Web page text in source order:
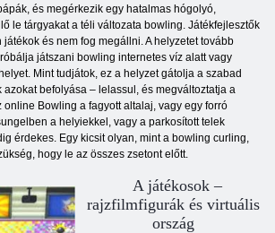
és megérkezik egy hatalmas hógolyó,
le tárgyakat a téli változata bowling. Játékfejlesztők
és nem fog megállni. A helyzetet tovább
játszani bowling internetes víz alatt vagy
Mint tudjátok, ez a helyzet gátolja a szabad
azokat befolyása – lelassul, és megváltoztatja a
online Bowling a fagyott altalaj, vagy egy forró
a helyiekkel, vagy a parkosított telek
érdekes. Egy kicsit olyan, mint a bowling curling,
hogy le az összes zsetont előtt.
A játékosok –
rajzfilmfigurák és virtuális
ország